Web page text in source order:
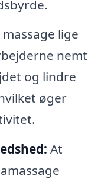
lige
nemt
og lindre
øger
At